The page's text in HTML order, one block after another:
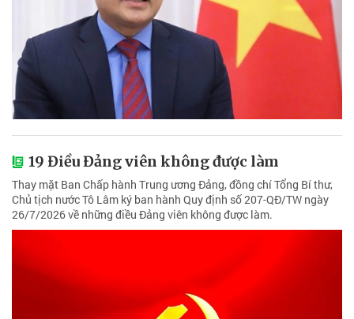
19 Điều Đảng viên không được làm
Thay mặt Ban Chấp hành Trung ương Đảng, đồng chí Tổng Bí thư,
Chủ tịch nước Tô Lâm ký ban hành Quy định số 207-QĐ/TW ngày
26/7/2026 về những điều Đảng viên không được làm.